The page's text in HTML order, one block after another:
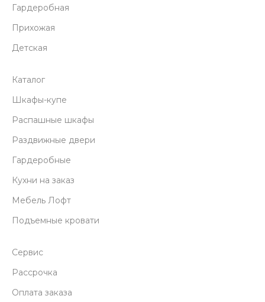
Гардеробная
Прихожая
Детская
Каталог
Шкафы-купе
Распашные шкафы
Раздвижные двери
Гардеробные
Кухни на заказ
Мебель Лофт
Подъемные кровати
Сервис
Рассрочка
Оплата заказа